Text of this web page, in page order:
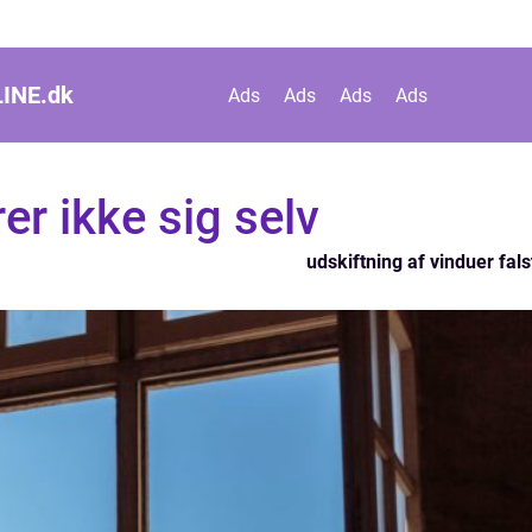
dk Ads Ads Ads Ads
ikke sig selv
udskiftning af vinduer